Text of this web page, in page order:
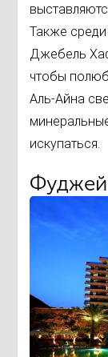
Также
Джебель
чтобы
Аль-Айна
искупаться.